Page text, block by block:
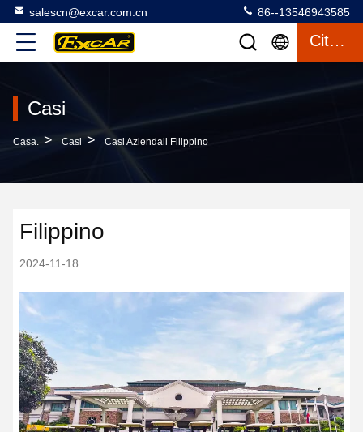
salescn@excar.com.cn 86--13546943585
Citazione
Casi
Casa. > Casi > Casi Aziendali Filippino
Filippino
2024-11-18